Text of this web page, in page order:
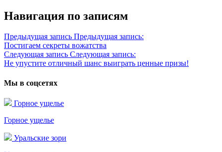
Навигация по записям
Предыдущая запись Предыдущая запись:
Постигаем секреты вожатства
Следующая запись Следующая запись:
Не упустите отличный шанс выиграть ценные призы!
Мы в соцсетях
Горное ущелье
Горное ущелье
Уральские зори